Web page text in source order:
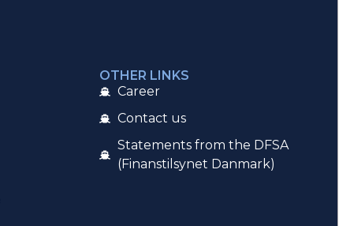
OTHER LINKS
Career
Contact us
Statements from the DFSA
(Finanstilsynet Danmark)